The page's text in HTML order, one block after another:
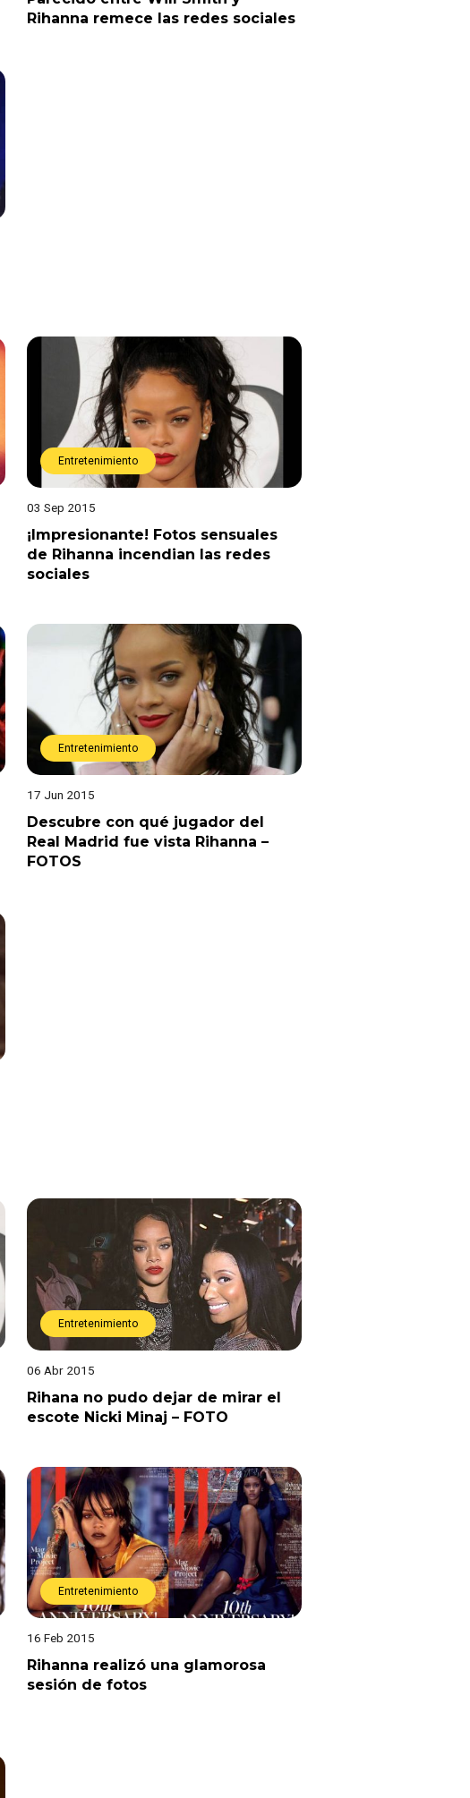
Rihanna remece las redes sociales
Entretenimiento
03 Sep 2015
¡Impresionante! Fotos sensuales
de Rihanna incendian las redes
sociales
Entretenimiento
17 Jun 2015
Descubre con qué jugador del
Real Madrid fue vista Rihanna –
FOTOS
Entretenimiento
06 Abr 2015
Rihana no pudo dejar de mirar el
escote Nicki Minaj – FOTO
Entretenimiento
16 Feb 2015
Rihanna realizó una glamorosa
sesión de fotos